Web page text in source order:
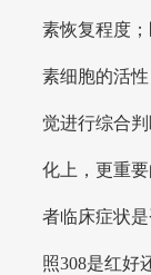
素恢复程度
素细胞的活
觉进行综合
化上，更重
者临床症状
照308是红好